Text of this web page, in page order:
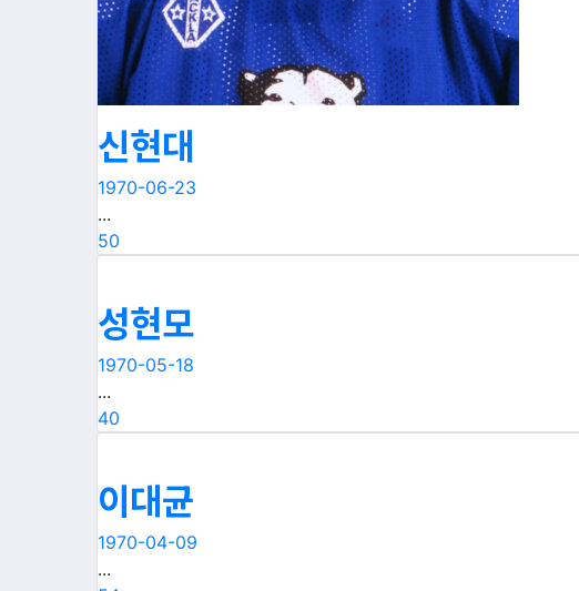
신현대
1970-06-23
...
50
성현모
1970-05-18
...
40
이대균
1970-04-09
...